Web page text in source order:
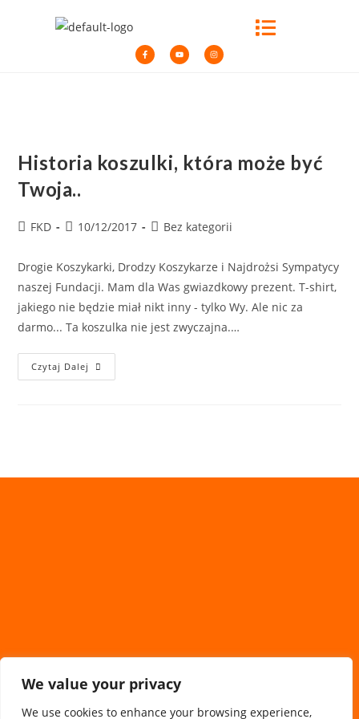
We value your privacy
We use cookies to enhance your browsing experience,
Historia koszulki, która może być
Twoja..
FKD 10/12/2017 Bez kategorii
Drogie Koszykarki, Drodzy Koszykarze i Najdrożsi Sympatycy
naszej Fundacji. Mam dla Was gwiazdkowy prezent. T-shirt,
jakiego nie będzie miał nikt inny - tylko Wy. Ale nic za
darmo... Ta koszulka nie jest zwyczajna.…
Czytaj Dalej